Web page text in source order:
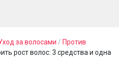
за волосами / Против
рост волос: 3 средства и одна